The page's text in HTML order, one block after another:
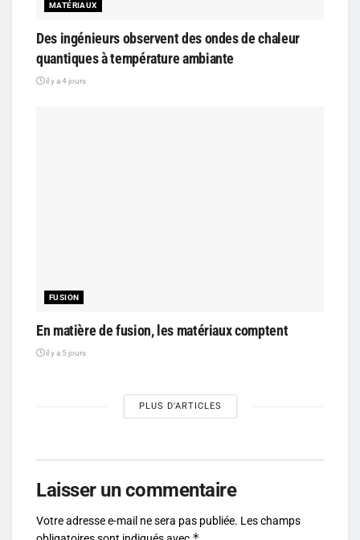
MATÉRIAUX
Des ingénieurs observent des ondes de chaleur
quantiques à température ambiante
il y a 4 jours
FUSION
En matière de fusion, les matériaux comptent
il y a 5 jours
PLUS D'ARTICLES
Laisser un commentaire
Votre adresse e-mail ne sera pas publiée. Les champs